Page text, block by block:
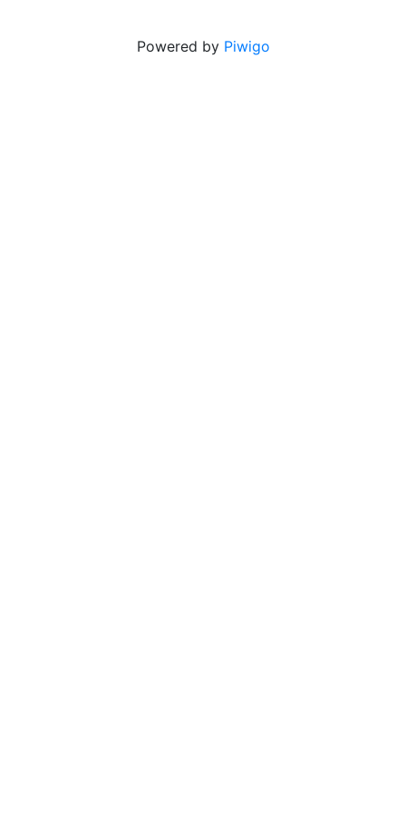
Powered by Piwigo